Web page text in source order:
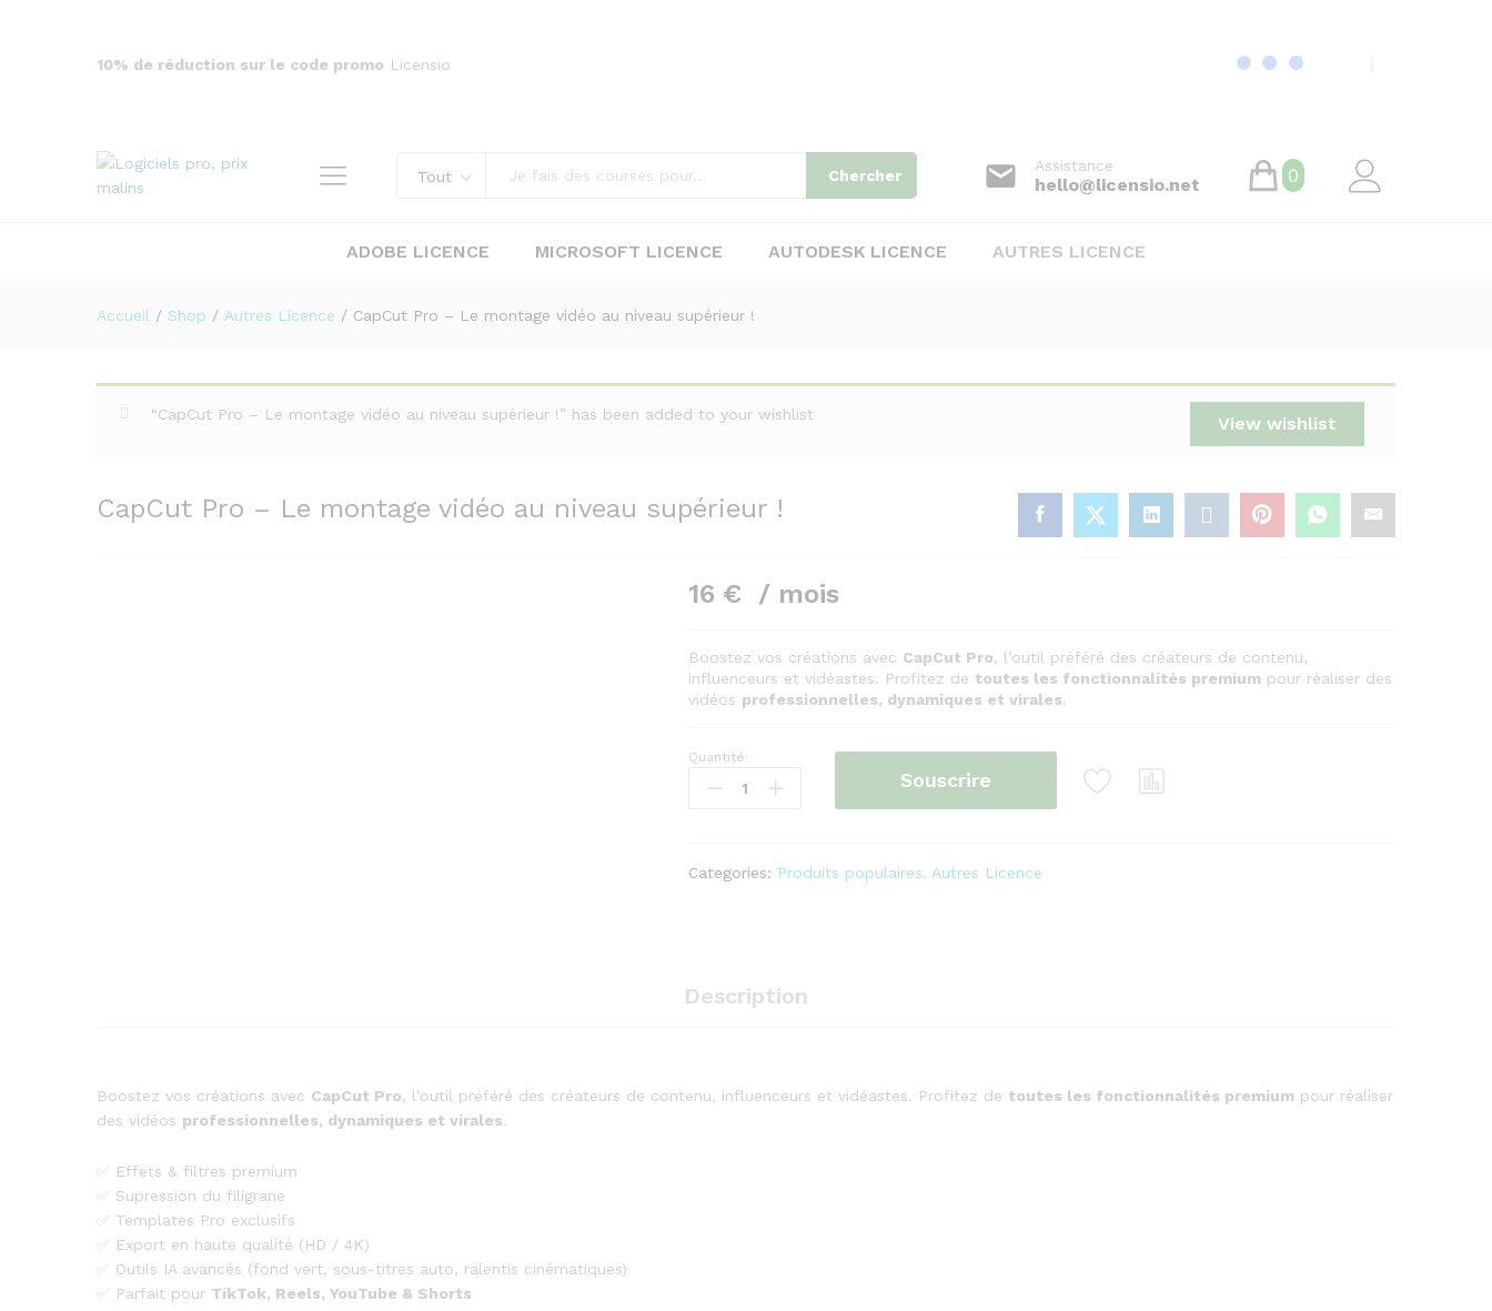
10% de réduction sur le code promo Licensio
Tout Chercher
Assistance
hello@licensio.net 0
ADOBE LICENCE MICROSOFT LICENCE AUTODESK LICENCE AUTRES LICENCE
Accueil / Shop / Autres Licence / CapCut Pro – Le montage vidéo au niveau supérieur !
View wishlist
“CapCut Pro – Le montage vidéo au niveau supérieur !” has been added to your wishlist
CapCut Pro – Le montage vidéo au niveau supérieur !
16 € / mois
Boostez vos créations avec CapCut Pro, l’outil préféré des créateurs de contenu,
influenceurs et vidéastes. Profitez de toutes les fonctionnalités premium pour réaliser des
vidéos professionnelles, dynamiques et virales.
CapCut
Pro
vidéo
quantity
Quantité:
Souscrire
Categories: Produits populaires Autres Licence
Description
Boostez vos créations avec CapCut Pro, l’outil préféré des créateurs de contenu, influenceurs et vidéastes. Profitez de toutes les fonctionnalités premium pour réaliser
des vidéos professionnelles, dynamiques et virales.
✅ Effets & filtres premium
✅ Supression du filigrane
✅ Templates Pro exclusifs
✅ Export en haute qualité (HD / 4K)
✅ Outils IA avancés (fond vert, sous-titres auto, ralentis cinématiques)
✅ Parfait pour TikTok, Reels, YouTube & Shorts
CapCut Pro – Le montage vidéo au niveau supérieur !